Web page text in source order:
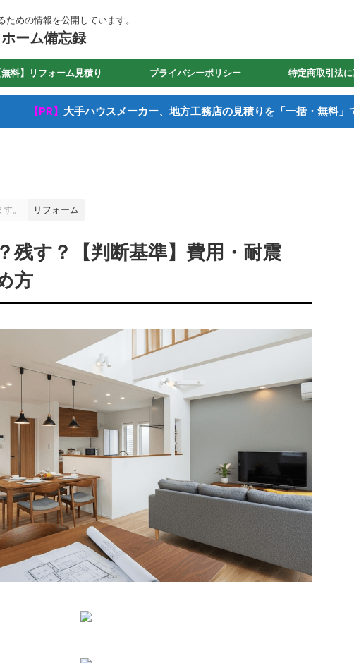
めの情報を公開しています。
ーム備忘録
無料】リフォーム見積り プライバシーポリシー 特定商取引法
【PR】 大手ハウスメーカー、地方工務店の見積りを「一括・無料」
。 リフォーム
残す？【判断基準】費用・耐震
方